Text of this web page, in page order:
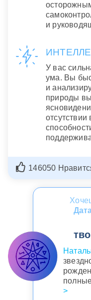
и
У вас
ума. Вы
и
природы
отсутствии
146050
>